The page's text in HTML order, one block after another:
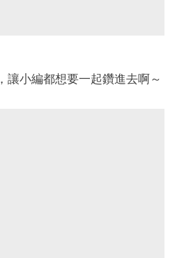
讓小編都想要一起鑽進去啊～